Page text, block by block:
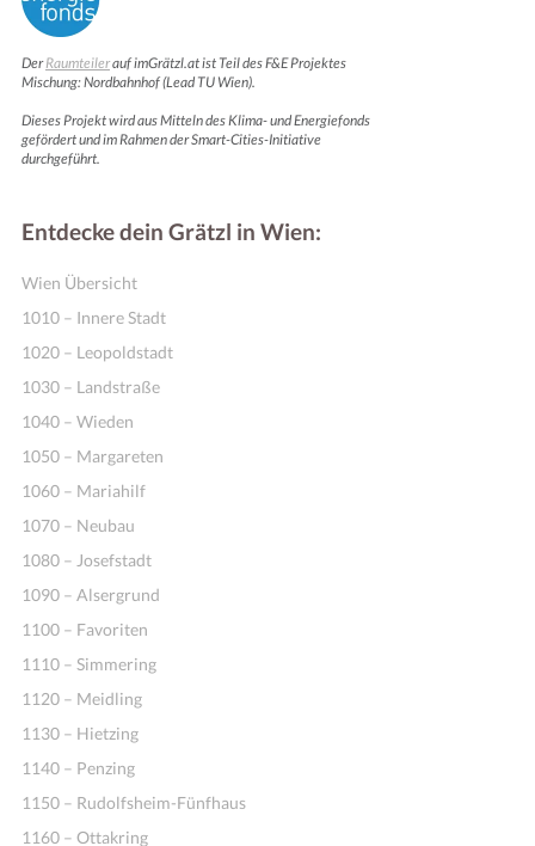
DerRaumteilerauf imGrätzl.at ist Teil des F&E Projektes
Mischung: Nordbahnhof (Lead TU Wien).
Dieses Projekt wird aus Mitteln des Klima- und Energiefonds
gefördert und im Rahmen der Smart-Cities-Initiative
durchgeführt.
Entdecke dein Grätzl in Wien:
Wien Übersicht
1010 – Innere Stadt
1020 – Leopoldstadt
1030 – Landstraße
1040 – Wieden
1050 – Margareten
1060 – Mariahilf
1070 – Neubau
1080 – Josefstadt
1090 – Alsergrund
1100 – Favoriten
1110 – Simmering
1120 – Meidling
1130 – Hietzing
1140 – Penzing
1150 – Rudolfsheim-Fünfhaus
1160 – Ottakring